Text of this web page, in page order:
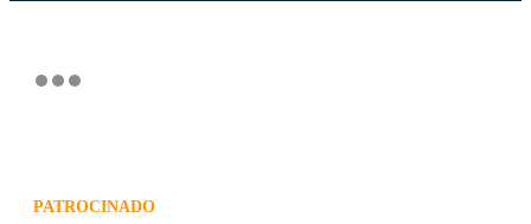
PATROCINADO